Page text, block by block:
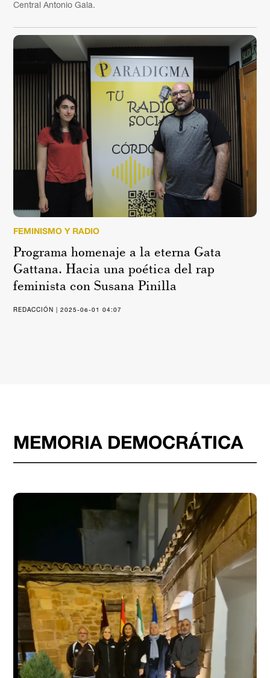
Central Antonio Gala.
FEMINISMO Y RADIO
Programa homenaje a la eterna Gata
Gattana. Hacia una poética del rap
feminista con Susana Pinilla
REDACCIÓN | 2025-06-01 04:07
MEMORIA DEMOCRÁTICA